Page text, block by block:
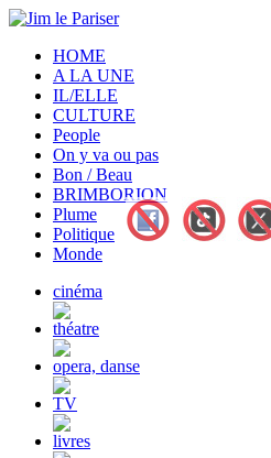
HOME
A LA UNE
IL/ELLE
CULTURE
People
On y va ou pas
Bon / Beau
BRIMBORION
Plume
Politique
Monde
cinéma
théatre
opera, danse
TV
livres